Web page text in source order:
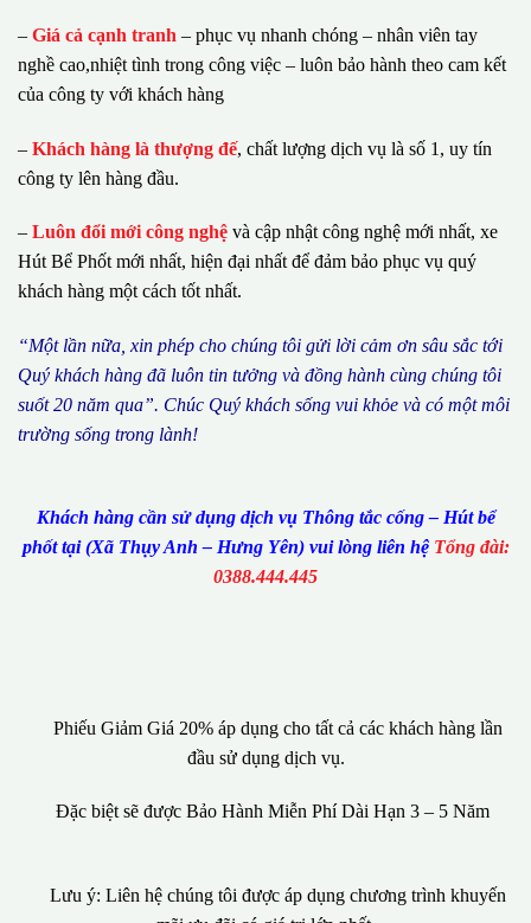
– Giá cả cạnh tranh – phục vụ nhanh chóng – nhân viên tay
nghề cao,nhiệt tình trong công việc – luôn bảo hành theo cam kết
của công ty với khách hàng
– Khách hàng là thượng đế, chất lượng dịch vụ là số 1, uy tín
công ty lên hàng đầu.
– Luôn đổi mới công nghệ và cập nhật công nghệ mới nhất, xe
Hút Bể Phốt mới nhất, hiện đại nhất để đảm bảo phục vụ quý
khách hàng một cách tốt nhất.
“Một lần nữa, xin phép cho chúng tôi gửi lời cảm ơn sâu sắc tới
Quý khách hàng đã luôn tin tưởng và đồng hành cùng chúng tôi
suốt 20 năm qua”. Chúc Quý khách sống vui khỏe và có một môi
trường sống trong lành!
Khách hàng cần sử dụng dịch vụ Thông tắc cống – Hút bể
phốt tại (Xã Thụy Anh – Hưng Yên) vui lòng liên hệ Tổng đài:
0388.444.445